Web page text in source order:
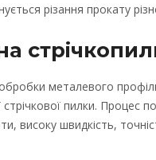
різання прокату
металевого
пилки. Процес
швидкість,